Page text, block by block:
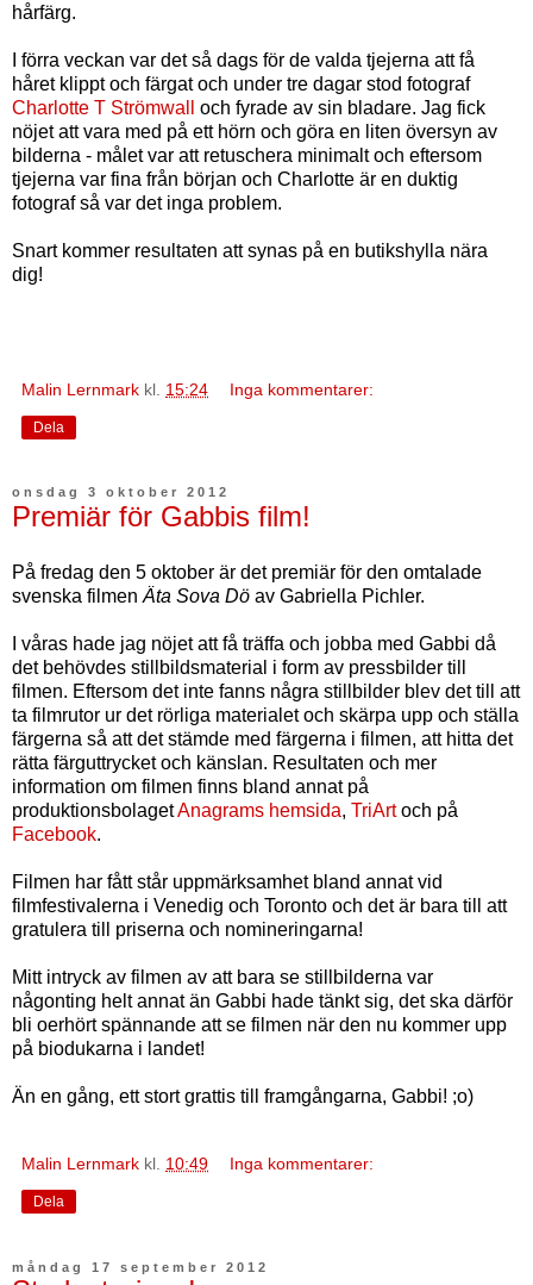
hårfärg.
I förra veckan var det så dags för de valda tjejerna att få
håret klippt och färgat och under tre dagar stod fotograf
Charlotte T Strömwall
och fyrade av sin bladare. Jag fick
nöjet att vara med på ett hörn och göra en liten översyn av
bilderna - målet var att retuschera minimalt och eftersom
tjejerna var fina från början och Charlotte är en duktig
fotograf så var det inga problem.
Snart kommer resultaten att synas på en butikshylla nära
dig!
Malin Lernmark kl. 15:24 Inga kommentarer:
Dela
onsdag 3 oktober 2012
Premiär för Gabbis film!
På fredag den 5 oktober är det premiär för den omtalade
svenska filmen Äta Sova Dö av Gabriella Pichler.
I våras hade jag nöjet att få träffa och jobba med Gabbi då
det behövdes stillbildsmaterial i form av pressbilder till
filmen. Eftersom det inte fanns några stillbilder blev det till att
ta filmrutor ur det rörliga materialet och skärpa upp och ställa
färgerna så att det stämde med färgerna i filmen, att hitta det
rätta färguttrycket och känslan. Resultaten och mer
information om filmen finns bland annat på
produktionsbolagetAnagrams hemsida, TriArtoch på
Facebook.
Filmen har fått står uppmärksamhet bland annat vid
filmfestivalerna i Venedig och Toronto och det är bara till att
gratulera till priserna och nomineringarna!
Mitt intryck av filmen av att bara se stillbilderna var
någonting helt annat än Gabbi hade tänkt sig, det ska därför
bli oerhört spännande att se filmen när den nu kommer upp
på biodukarna i landet!
Än en gång, ett stort grattis till framgångarna, Gabbi! ;o)
Malin Lernmark kl. 10:49 Inga kommentarer:
Dela
måndag 17 september 2012